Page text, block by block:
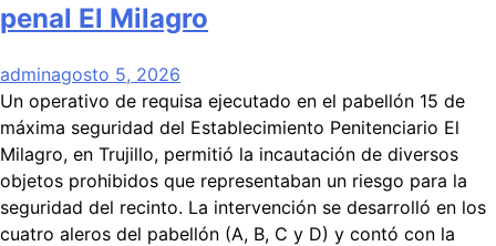
penal El Milagro
adminagosto 5, 2026
Un operativo de requisa ejecutado en el pabellón 15 de
máxima seguridad del Establecimiento Penitenciario El
Milagro, en Trujillo, permitió la incautación de diversos
objetos prohibidos que representaban un riesgo para la
seguridad del recinto. La intervención se desarrolló en los
cuatro aleros del pabellón (A, B, C y D) y contó con la